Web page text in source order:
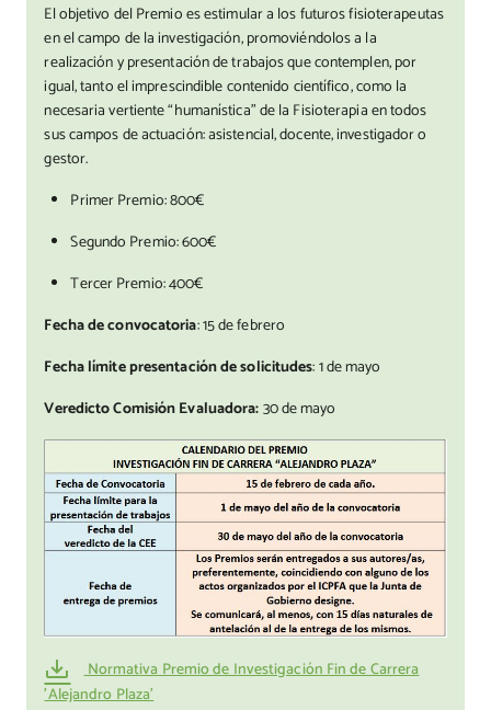
El objetivo del Premio es estimular a los futuros fisioterapeutas
en el campo de la investigación, promoviéndolos a la
realización y presentación de trabajos que contemplen, por
igual, tanto el imprescindible contenido científico, como la
necesaria vertiente “humanística” de la Fisioterapia en todos
sus campos de actuación: asistencial, docente, investigador o
gestor.
Primer Premio: 800€
Segundo Premio: 600€
Tercer Premio: 400€
Fecha de convocatoria: 15 de febrero
Fecha límite presentación de solicitudes: 1 de mayo
VeredictoComisión Evaluadora:30 de mayo
Normativa Premio de Investigación Fin de Carrera
'Alejandro Plaza'